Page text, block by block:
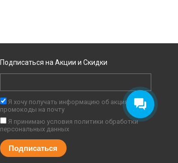
Подписаться на Акции и Скидки
Я хочу получать информацию об акциях и
промокоды на почту
Я принимаю условия политики обработки
персональных данных